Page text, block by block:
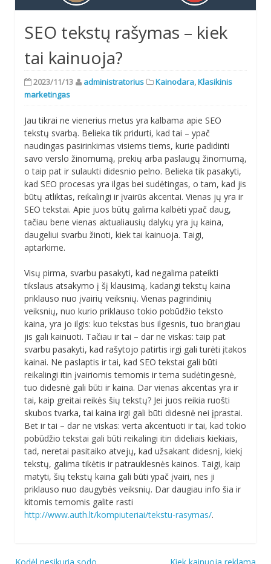
SEO tekstų rašymas – kiek
tai kainuoja?
2023/11/13 administratorius Kainodara,Klasikinis
marketingas
Jau tikrai ne vienerius metus yra kalbama apie SEO
tekstų svarbą. Belieka tik pridurti, kad tai – ypač
naudingas pasirinkimas visiems tiems, kurie padidinti
savo verslo žinomumą, prekių arba paslaugų žinomumą,
o taip pat ir sulaukti didesnio pelno. Belieka tik pasakyti,
kad SEO procesas yra ilgas bei sudėtingas, o tam, kad jis
būtų atliktas, reikalingi ir įvairūs akcentai. Vienas jų yra ir
SEO tekstai. Apie juos būtų galima kalbėti ypač daug,
tačiau bene vienas aktualiausių dalykų yra jų kaina,
daugeliui svarbu žinoti, kiek tai kainuoja. Taigi,
aptarkime.
Visų pirma, svarbu pasakyti, kad negalima pateikti
tikslaus atsakymo į šį klausimą, kadangi tekstų kaina
priklauso nuo įvairių veiksnių. Vienas pagrindinių
veiksnių, nuo kurio priklauso tokio pobūdžio teksto
kaina, yra jo ilgis: kuo tekstas bus ilgesnis, tuo brangiau
jis gali kainuoti. Tačiau ir tai – dar ne viskas: taip pat
svarbu pasakyti, kad rašytojo patirtis irgi gali turėti įtakos
kainai. Ne paslaptis ir tai, kad SEO tekstai gali būti
reikalingi itin įvairiomis temomis ir tema sudėtingesnė,
tuo didesnė gali būti ir kaina. Dar vienas akcentas yra ir
tai, kaip greitai reikės šių tekstų? Jei juos reikia ruošti
skubos tvarka, tai kaina irgi gali būti didesnė nei įprastai.
Bet ir tai – dar ne viskas: verta akcentuoti ir tai, kad tokio
pobūdžio tekstai gali būti reikalingi itin dideliais kiekiais,
tad, neretai pasitaiko atvejų, kad užsakant didesnį, kiekį
tekstų, galima tikėtis ir patrauklesnės kainos. Taigi, kaip
matyti, šių tekstų kaina gali būti ypač įvairi, nes ji
priklauso nuo daugybės veiksnių. Dar daugiau info šia ir
kitomis temomis galite rasti
http://www.auth.lt/kompiuteriai/tekstu-rasymas/.
Kodėl nesikuria sodo
Kiek kainuoja reklama